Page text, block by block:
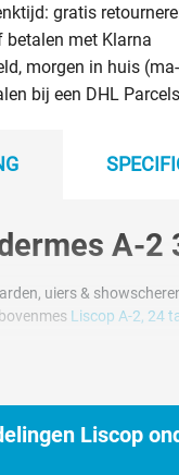
gratis
betalen met Klarna
morgen in huis
bij een DHL
A-2
uiers &
Liscop A-2, 24
Liscop